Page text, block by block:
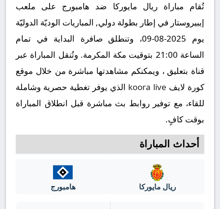
تُقام مباراة ريال مايوركا ضد هامبورج على ملعب
إيبيروستار في إطار بطولة دولي, المباريات الوديّة الدوليّة
يوم 2025-08-09، وتنطلق صافرة البداية في تمام
الساعة 21:00 بتوقيت مكة المكرمة. وتُنقل المباراة عبر
قناة بتعليق ، ويمكنكم مشاهدتها مباشرة من خلال موقع
كورة لايف koora live الذي يوفر تغطية حصرية وشاملة
للقاء، مع توفير روابط بث مباشرة قبل انطلاق المباراة
بوقت كافٍ.
أحداث المباراة
ريال مايوركا هامبورج